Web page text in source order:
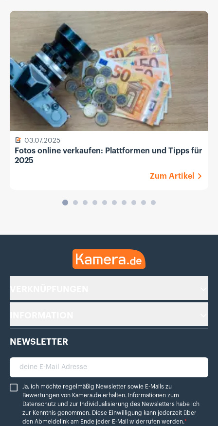
03.07.2025
Fotos online verkaufen: Plattformen und Tipps für
2025
Zum Artikel
Kamera.de
NEWSLETTER
deine E-Mail Adresse
Ja, ich möchte regelmäßig Newsletter sowie E-Mails zu Bewertungen von
Ja, ich möchte regelmäßig Newsletter sowie E-Mails zu
Bewertungen von Kamera.de erhalten. Informationen zum
Datenschutz und zur Individualisierung des Newsletters habe ich
zur Kenntnis genommen. Diese Einwilligung kann jederzeit über
den Abmeldelink am Ende jeder E-Mail widerrufen werden.*